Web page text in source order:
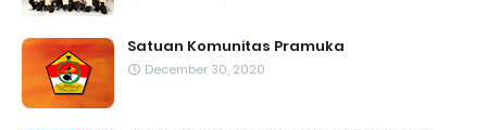
Satuan Komunitas Pramuka
December 30, 2020